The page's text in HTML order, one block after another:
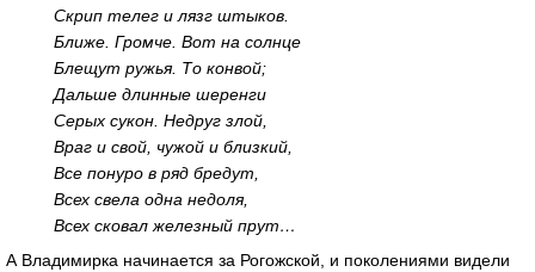
Скрип телег и лязг штыков.
Ближе. Громче. Вот на солнце
Блещут ружья. То конвой;
Дальше длинные шеренги
Серых сукон. Недруг злой,
Враг и свой, чужой и близкий,
Все понуро в ряд бредут,
Всех свела одна недоля,
Всех сковал железный прут…
А Владимирка начинается за Рогожской, и поколениями видели